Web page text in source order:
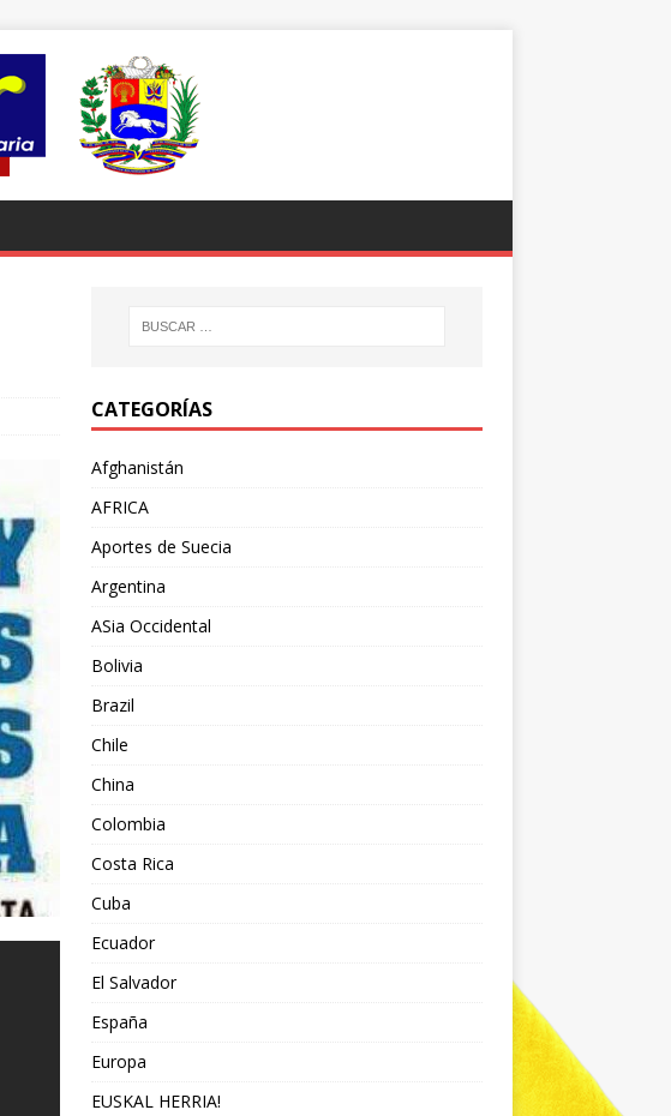
CATEGORÍAS
Afghanistán
AFRICA
Aportes de Suecia
Argentina
ASia Occidental
Bolivia
Brazil
Chile
China
Colombia
Costa Rica
Cuba
Ecuador
El Salvador
España
Europa
EUSKAL HERRIA!